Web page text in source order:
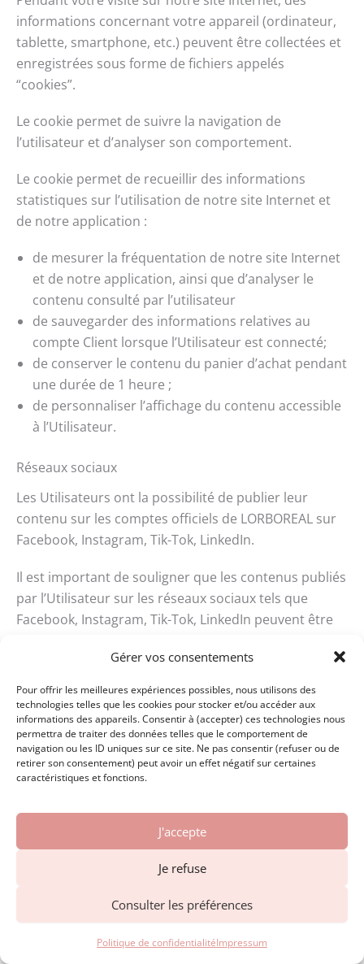
Gérer vos consentements
Pour offrir les meilleures expériences possibles, nous utilisons des
technologies telles que les cookies pour stocker et/ou accéder aux
informations des appareils. Consentir à (accepter) ces technologies nous
permettra de traiter des données telles que le comportement de
navigation ou les ID uniques sur ce site. Ne pas consentir (refuser ou de
retirer son consentement) peut avoir un effet négatif sur certaines
caractéristiques et fonctions.
J'accepte
Je refuse
Consulter les préférences
Politique de confidentialitéImpressum
informations concernant votre appareil (ordinateur,
tablette, smartphone, etc.) peuvent être collectées et
enregistrées sous forme de fichiers appelés
“cookies”.
Le cookie permet de suivre la navigation de
l’utilisateur et d’analyser son comportement.
Le cookie permet de recueillir des informations
statistiques sur l’utilisation de notre site Internet et
de notre application :
de mesurer la fréquentation de notre site Internet
et de notre application, ainsi que d’analyser le
contenu consulté par l’utilisateur
de sauvegarder des informations relatives au
compte Client lorsque l’Utilisateur est connecté;
de conserver le contenu du panier d’achat pendant
une durée de 1 heure ;
de personnaliser l’affichage du contenu accessible
à l’Utilisateur.
Réseaux sociaux
Les Utilisateurs ont la possibilité de publier leur
contenu sur les comptes officiels de LORBOREAL sur
Facebook, Instagram, Tik-Tok, LinkedIn.
Il est important de souligner que les contenus publiés
par l’Utilisateur sur les réseaux sociaux tels que
Facebook, Instagram, Tik-Tok, LinkedIn peuvent être
à l’Utilisateur d’être particulièrement vigilant lorsqu’il
fournit des données personnelles sensibles, telles
que des informations financières, une adresse ou
toute autre donnée sensible, sur ces plateformes.
LORBOREAL décline toute responsabilité concernant
d’éventuels dommages causés par des tiers suite à la
Liens vers des sites tiers
LORBOREAL peut proposer des liens vers des sites
externes gérés par des tiers, mais n’est pas